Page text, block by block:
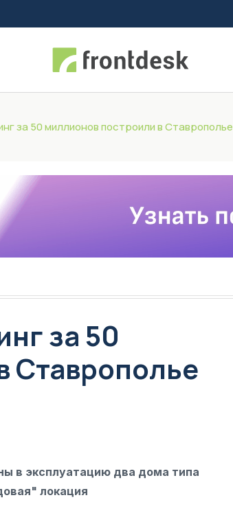
за 50 миллионов построили в Ставрополье
за 50
Ставрополье
в эксплуатацию два дома типа
локация